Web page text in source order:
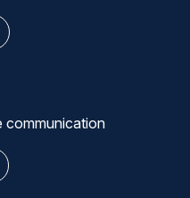
communication